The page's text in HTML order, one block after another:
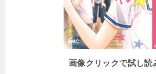
画像クリックで試し読